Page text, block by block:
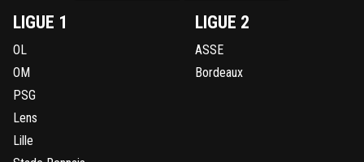
LIGUE 1
OL
OM
PSG
Lens
Lille
LIGUE 2
ASSE
Bordeaux